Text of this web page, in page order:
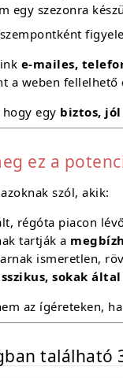
egy szezonra
e-mailes,
a weben fellelhető
egy biztos,
ez a
szól, akik:
régóta piacon
tartják a
ismeretlen,
sokak
az ígéreteken,
található